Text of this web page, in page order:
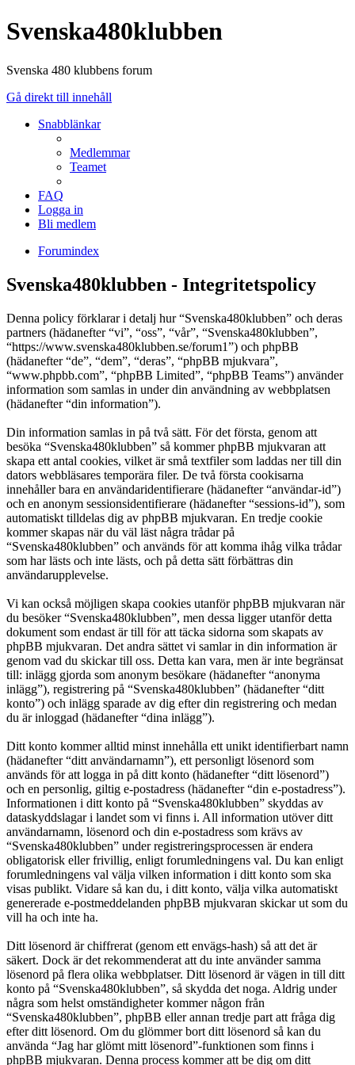
Svenska480klubben
Svenska 480 klubbens forum
Gå direkt till innehåll
Snabblänkar
Medlemmar
Teamet
FAQ
Logga in
Bli medlem
Forumindex
Svenska480klubben - Integritetspolicy
Denna policy förklarar i detalj hur “Svenska480klubben” och deras
partners (hädanefter “vi”, “oss”, “vår”, “Svenska480klubben”,
“https://www.svenska480klubben.se/forum1”) och phpBB
(hädanefter “de”, “dem”, “deras”, “phpBB mjukvara”,
“www.phpbb.com”, “phpBB Limited”, “phpBB Teams”) använder
information som samlas in under din användning av webbplatsen
(hädanefter “din information”).
Din information samlas in på två sätt. För det första, genom att
besöka “Svenska480klubben” så kommer phpBB mjukvaran att
skapa ett antal cookies, vilket är små textfiler som laddas ner till din
dators webbläsares temporära filer. De två första cookisarna
innehåller bara en användaridentifierare (hädanefter “användar-id”)
och en anonym sessionsidentifierare (hädanefter “sessions-id”), som
automatiskt tilldelas dig av phpBB mjukvaran. En tredje cookie
kommer skapas när du väl läst några trådar på
“Svenska480klubben” och används för att komma ihåg vilka trådar
som har lästs och inte lästs, och på detta sätt förbättras din
användarupplevelse.
Vi kan också möjligen skapa cookies utanför phpBB mjukvaran när
du besöker “Svenska480klubben”, men dessa ligger utanför detta
dokument som endast är till för att täcka sidorna som skapats av
phpBB mjukvaran. Det andra sättet vi samlar in din information är
genom vad du skickar till oss. Detta kan vara, men är inte begränsat
till: inlägg gjorda som anonym besökare (hädanefter “anonyma
inlägg”), registrering på “Svenska480klubben” (hädanefter “ditt
konto”) och inlägg sparade av dig efter din registrering och medan
du är inloggad (hädanefter “dina inlägg”).
Ditt konto kommer alltid minst innehålla ett unikt identifierbart namn
(hädanefter “ditt användarnamn”), ett personligt lösenord som
används för att logga in på ditt konto (hädanefter “ditt lösenord”)
och en personlig, giltig e-postadress (hädanefter “din e-postadress”).
Informationen i ditt konto på “Svenska480klubben” skyddas av
dataskyddslagar i landet som vi finns i. All information utöver ditt
användarnamn, lösenord och din e-postadress som krävs av
“Svenska480klubben” under registreringsprocessen är endera
obligatorisk eller frivillig, enligt forumledningens val. Du kan enligt
forumledningens val välja vilken information i ditt konto som ska
visas publikt. Vidare så kan du, i ditt konto, välja vilka automatiskt
genererade e-postmeddelanden phpBB mjukvaran skickar ut som du
vill ha och inte ha.
Ditt lösenord är chiffrerat (genom ett envägs-hash) så att det är
säkert. Dock är det rekommenderat att du inte använder samma
lösenord på flera olika webbplatser. Ditt lösenord är vägen in till ditt
konto på “Svenska480klubben”, så skydda det noga. Aldrig under
några som helst omständigheter kommer någon från
“Svenska480klubben”, phpBB eller annan tredje part att fråga dig
efter ditt lösenord. Om du glömmer bort ditt lösenord så kan du
använda “Jag har glömt mitt lösenord”-funktionen som finns i
phpBB mjukvaran. Denna process kommer att be dig om ditt